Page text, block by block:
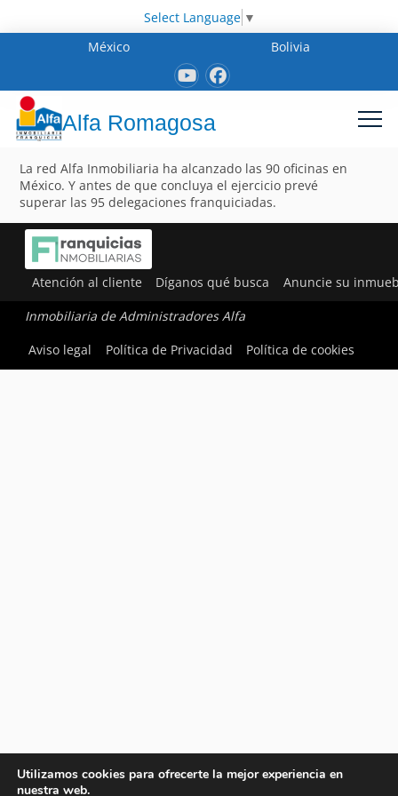
Select Language ▼
México
Bolivia
Alfa Romagosa
La red Alfa Inmobiliaria ha alcanzado las 90 oficinas en
México. Y antes de que concluya el ejercicio prevé
superar las 95 delegaciones franquiciadas.
Atención al cliente Díganos qué busca Anuncie su
Inmobiliaria de Administradores Alfa
Aviso legal
Política de Privacidad Política de cookies
Utilizamos cookies para ofrecerte la mejor experiencia en
nuestra web.